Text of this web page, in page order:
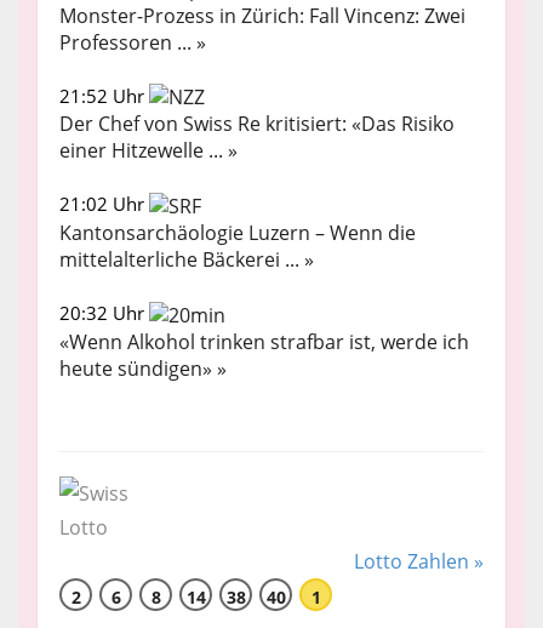
Monster-Prozess in Zürich: Fall Vincenz: Zwei
Professoren ... »
21:52 Uhr
Der Chef von Swiss Re kritisiert: «Das Risiko
einer Hitzewelle ... »
21:02 Uhr
Kantonsarchäologie Luzern – Wenn die
mittelalterliche Bäckerei ... »
20:32 Uhr
«Wenn Alkohol trinken strafbar ist, werde ich
heute sündigen» »
Lotto Zahlen »
2 6 8 14 38 40 1